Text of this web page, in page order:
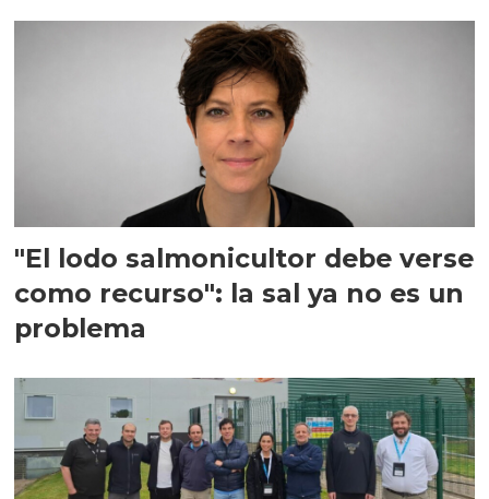
"El lodo salmonicultor debe verse
como recurso": la sal ya no es un
problema